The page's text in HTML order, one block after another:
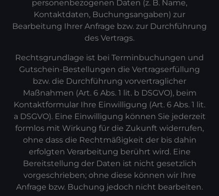
personenbezogenen Daten (z. B. Name,
Kontaktdaten, Buchungsangaben) zur
Bearbeitung Ihrer Anfrage bzw. zur Durchführung
des Vertrags.
Rechtsgrundlage ist bei Terminbuchungen und
Gutschein-Bestellungen die Vertragserfüllung
bzw. die Durchführung vorvertraglicher
Maßnahmen (Art. 6 Abs. 1 lit. b DSGVO), beim
Kontaktformular Ihre Einwilligung (Art. 6 Abs. 1 lit.
a DSGVO). Eine Einwilligung können Sie jederzeit
formlos mit Wirkung für die Zukunft widerrufen,
ohne dass die Rechtmäßigkeit der bis dahin
erfolgten Verarbeitung berührt wird. Eine
Bereitstellung der Daten ist nicht gesetzlich
vorgeschrieben; ohne diese können wir Ihre
Anfrage bzw. Buchung jedoch nicht bearbeiten.